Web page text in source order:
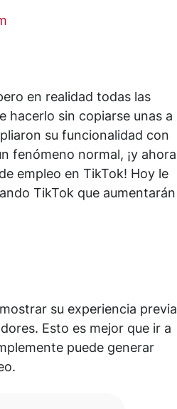
en realidad todas las
hacerlo sin copiarse unas a
su funcionalidad con
fenómeno normal, ¡y ahora
empleo en TikTok! Hoy le
TikTok que aumentarán
su experiencia previa
Esto es mejor que ir a
puede generar